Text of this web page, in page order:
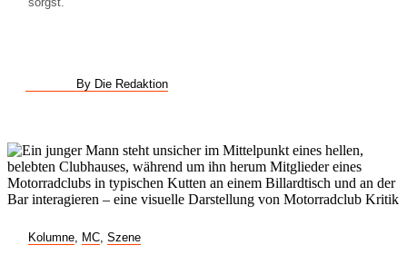
By Die Redaktion
Kolumne MC Szene